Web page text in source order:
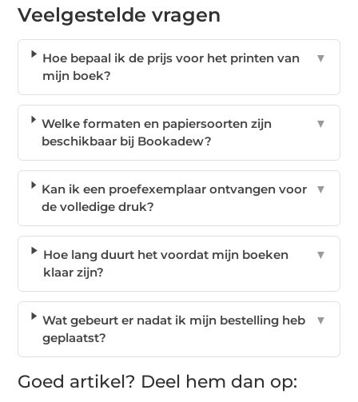
Veelgestelde vragen
Hoe bepaal ik de prijs voor het printen van
mijn boek?
▼
Welke formaten en papiersoorten zijn
beschikbaar bij Bookadew?
▼
Kan ik een proefexemplaar ontvangen voor
de volledige druk?
▼
Hoe lang duurt het voordat mijn boeken
klaar zijn?
▼
Wat gebeurt er nadat ik mijn bestelling heb
geplaatst?
▼
Goed artikel? Deel hem dan op: